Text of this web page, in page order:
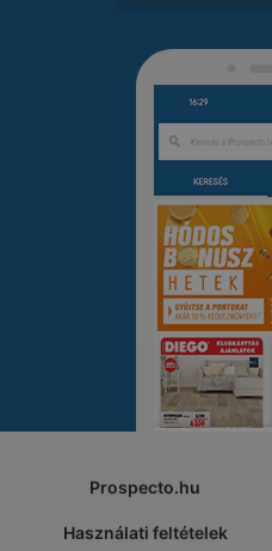
Prospecto.hu
Használati feltételek